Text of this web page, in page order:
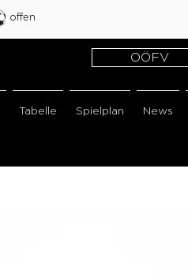
offen
OÖFV
Tabelle Spielplan News